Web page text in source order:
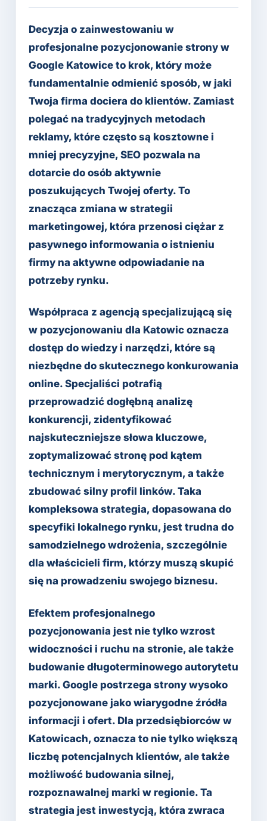
Decyzja o zainwestowaniu w
profesjonalne pozycjonowanie strony w
Google Katowice to krok, który może
fundamentalnie odmienić sposób, w jaki
Twoja firma dociera do klientów. Zamiast
polegać na tradycyjnych metodach
reklamy, które często są kosztowne i
mniej precyzyjne, SEO pozwala na
dotarcie do osób aktywnie
poszukujących Twojej oferty. To
znacząca zmiana w strategii
marketingowej, która przenosi ciężar z
pasywnego informowania o istnieniu
firmy na aktywne odpowiadanie na
potrzeby rynku.
Współpraca z agencją specjalizującą się
w pozycjonowaniu dla Katowic oznacza
dostęp do wiedzy i narzędzi, które są
niezbędne do skutecznego konkurowania
online. Specjaliści potrafią
przeprowadzić dogłębną analizę
konkurencji, zidentyfikować
najskuteczniejsze słowa kluczowe,
zoptymalizować stronę pod kątem
technicznym i merytorycznym, a także
zbudować silny profil linków. Taka
kompleksowa strategia, dopasowana do
specyfiki lokalnego rynku, jest trudna do
samodzielnego wdrożenia, szczególnie
dla właścicieli firm, którzy muszą skupić
się na prowadzeniu swojego biznesu.
Efektem profesjonalnego
pozycjonowania jest nie tylko wzrost
widoczności i ruchu na stronie, ale także
budowanie długoterminowego autorytetu
marki. Google postrzega strony wysoko
pozycjonowane jako wiarygodne źródła
informacji i ofert. Dla przedsiębiorców w
Katowicach, oznacza to nie tylko większą
liczbę potencjalnych klientów, ale także
możliwość budowania silnej,
rozpoznawalnej marki w regionie. Ta
strategia jest inwestycją, która zwraca